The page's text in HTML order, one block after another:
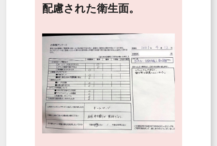
配慮された衛生面。